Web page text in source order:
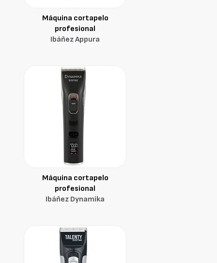
Máquina cortapelo
profesional
Ibáñez Appura
Máquina cortapelo
profesional
Ibáñez Dynamika